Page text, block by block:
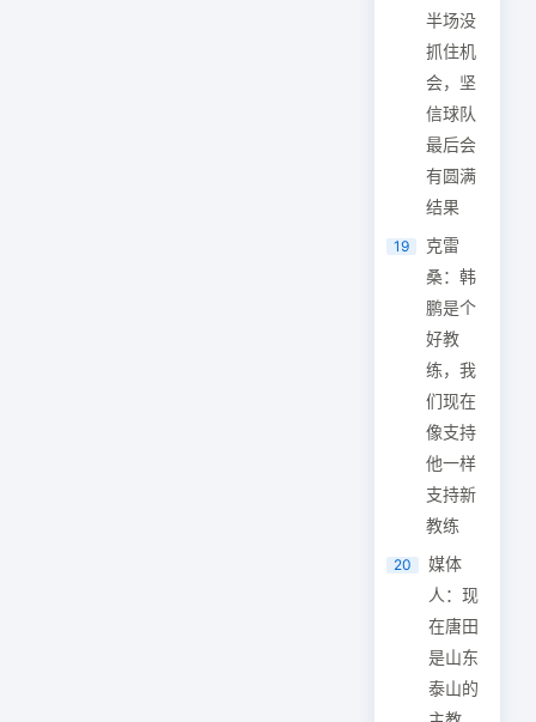
半场没
抓住机
会，坚
信球队
最后会
有圆满
结果
19
克雷
桑：韩
鹏是个
好教
练，我
们现在
像支持
他一样
支持新
教练
20
媒体
人：现
在唐田
是山东
泰山的